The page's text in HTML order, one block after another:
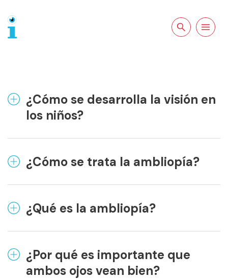
Buscar en laAbrir la
¿Cómo se desarrolla la visión en
los niños?
¿Cómo se trata la ambliopía?
¿Qué es la ambliopía?
¿Por qué es importante que
ambos ojos vean bien?